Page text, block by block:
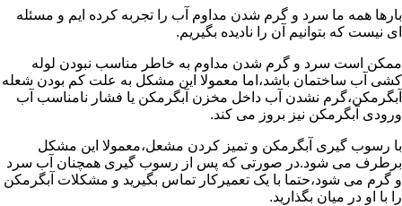
بارها همه ما سرد و گرم شدن مداوم آب را تجربه کرده ایم و مسئله
ای نیست که بتوانیم آن را نادیده بگیریم.
ممکن است سرد و گرم شدن مداوم به خاطر مناسب نبودن لوله
کشی آب ساختمان باشد،اما معمولا این مشکل به علت کم بودن شعله
آبگرمکن،گرم نشدن آب داخل مخزن آبگرمکن یا فشار نامناسب آب
ورودی آبگرمکن نیز بروز می کند.
با رسوب گیری آبگرمکن و تمیز کردن مشعل،معمولا این مشکل
برطرف می شود.در صورتی که پس از رسوب گیری همچنان آب سرد
و گرم می شود،حتما با یک تعمیرکار تماس بگیرید و مشکلات آبگرمکن
را با او در میان بگذارید.